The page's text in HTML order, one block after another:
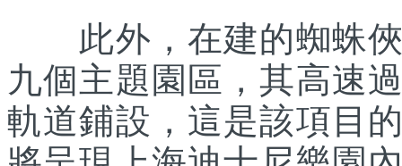
此外，在建的蜘蛛俠
九個主題園區，其高速
軌道鋪設，這是該項目